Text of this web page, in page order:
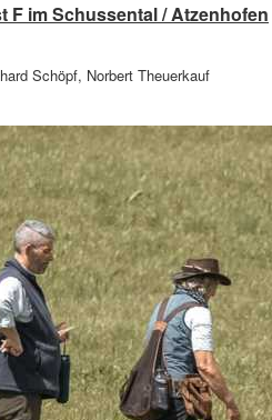
F im Schussental / Atzenhofen
Schöpf, Norbert Theuerkauf